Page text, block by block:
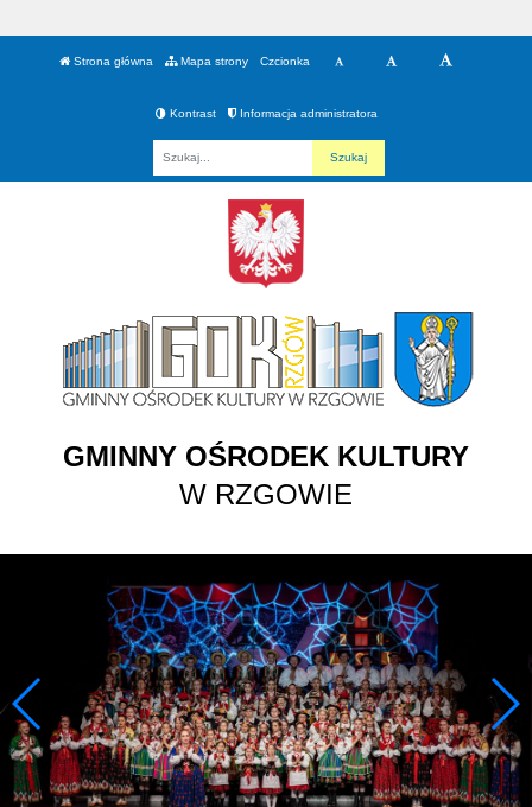
Strona główna Mapa strony Czcionka
Kontrast Informacja administratora
GMINNY OŚRODEK KULTURY
W RZGOWIE